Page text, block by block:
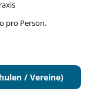
pro Person.
/ Vereine)